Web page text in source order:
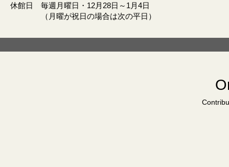
休館日 毎週月曜日・12月28日～1月4日
（月曜が祝日の場合は次の平日）